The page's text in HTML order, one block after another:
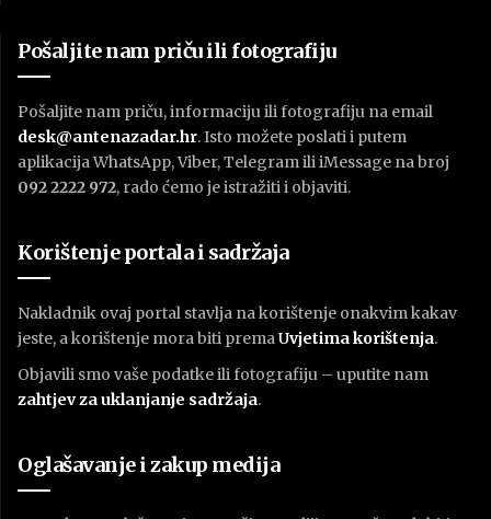
Pošaljite nam priču ili fotografiju
Pošaljite nam priču, informaciju ili fotografiju na email
desk@antenazadar.hr. Isto možete poslati i putem
aplikacija WhatsApp, Viber, Telegram ili iMessage na broj
092 2222 972, rado ćemo je istražiti i objaviti.
Korištenje portala i sadržaja
Nakladnik ovaj portal stavlja na korištenje onakvim kakav
jeste, a korištenje mora biti prema Uvjetima korištenja.
Objavili smo vaše podatke ili fotografiju – uputite nam
zahtjev za uklanjanje sadržaja.
Oglašavanje i zakup medija